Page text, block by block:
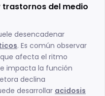
trastornos del medio
desencadenar
. Es común observar
afecta el ritmo
impacta la función
declina
desarrollar acidosis